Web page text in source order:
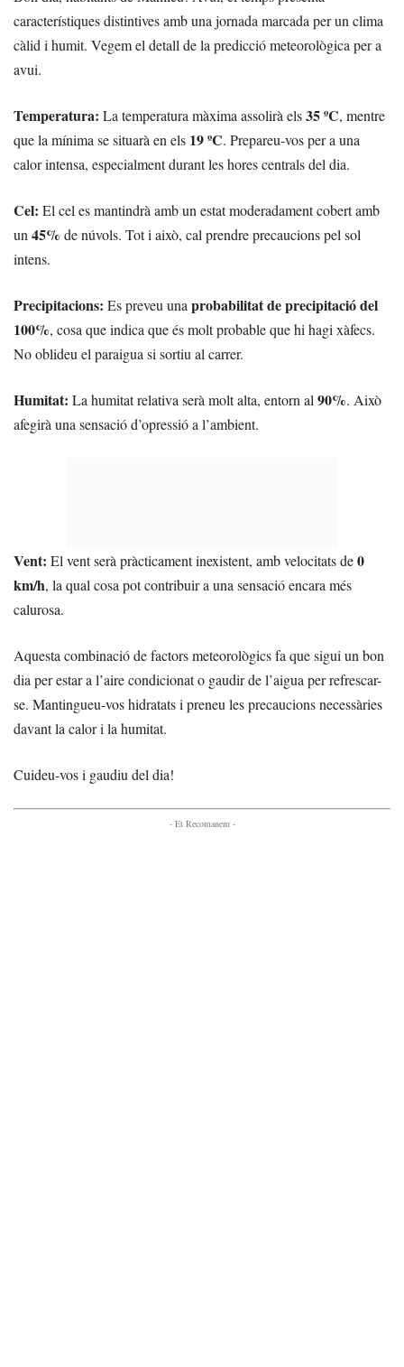
característiques distintives amb una jornada marcada per un clima
càlid i humit. Vegem el detall de la predicció meteorològica per a
avui.
Temperatura: La temperatura màxima assolirà els35 ºC, mentre
que la mínima se situarà en els 19 ºC. Prepareu-vos per a una
calor intensa, especialment durant les hores centrals del dia.
Cel: El cel es mantindrà amb un estat moderadament cobert amb
un45% de núvols. Tot i això, cal prendre precaucions pel sol
intens.
Precipitacions: Es preveu unaprobabilitat de precipitació del
100%, cosa que indica que és molt probable que hi hagi xàfecs.
No oblideu el paraigua si sortiu al carrer.
Humitat: La humitat relativa serà molt alta, entorn al90%. Això
afegirà una sensació d’opressió a l’ambient.
Vent: El vent serà pràcticament inexistent, amb velocitats de0
km/h, la qual cosa pot contribuir a una sensació encara més
calurosa.
Aquesta combinació de factors meteorològics fa que sigui un bon
dia per estar a l’aire condicionat o gaudir de l’aigua per refrescar-
se. Mantingueu-vos hidratats i preneu les precaucions necessàries
davant la calor i la humitat.
Cuideu-vos i gaudiu del dia!
- Et Recomanem -